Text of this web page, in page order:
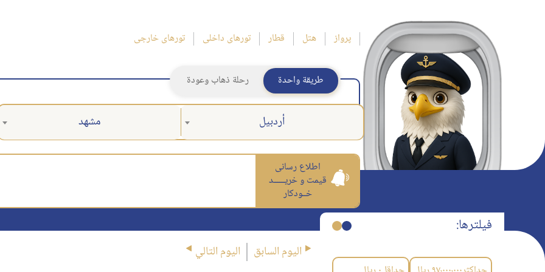
پرواز هتل قطار تورهای داخلی تورهای خارجی
طريقة واحدة رحلة ذهاب وعودة
أردبيل مشهد
اطلاع رسانی
قیمت و خریــــــد
خــودکار
فیلترها:
اليوم السابق اليوم التالي